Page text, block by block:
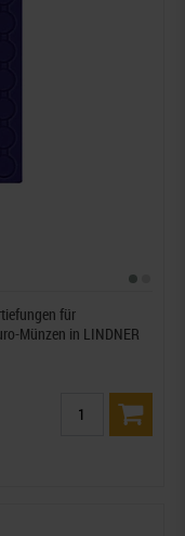
für
Münzen in LINDNER